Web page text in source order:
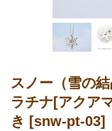
スノー（雪の
ラチナ[アクア
き [snw-pt-03]